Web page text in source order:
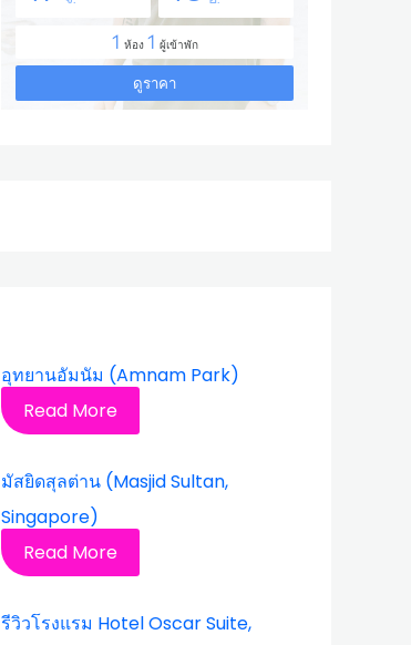
อุทยานอัมนัม (Amnam Park)
Read More
มัสยิดสุลต่าน (Masjid Sultan,
Singapore)
Read More
รีวิวโรงแรม Hotel Oscar Suite,